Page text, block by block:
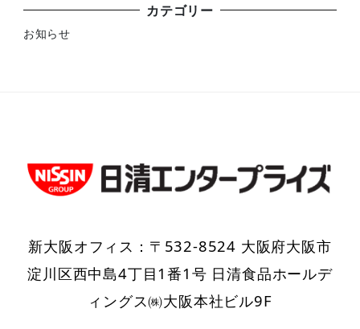
カテゴリー
お知らせ
新大阪オフィス：〒532-8524 大阪府大阪市
淀川区西中島4丁目1番1号 日清食品ホールデ
ィングス㈱大阪本社ビル9F